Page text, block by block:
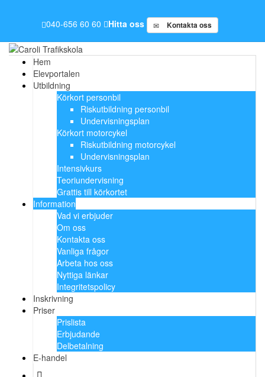
040-656 60 60 Hitta oss Kontakta oss
Hem
Elevportalen
Utbildning
Körkort personbil
Riskutbildning personbil
Undervisningsplan
Körkort motorcykel
Riskutbildning motorcykel
Undervisningsplan
Intensivkurs
Teoriundervisning
Grattis till körkortet
Information
Vad vi erbjuder
Om oss
Kontakta oss
Vanliga frågor
Arbeta hos oss
Nyttiga länkar
Integritetspolicy
Inskrivning
Priser
Prislista
Erbjudande
Delbetalning
E-handel